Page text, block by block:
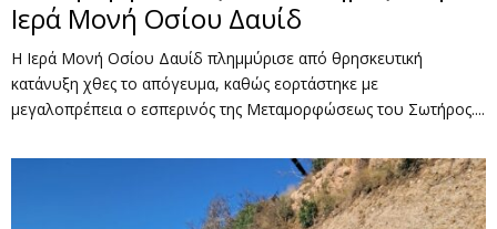
Ιερά Μονή Οσίου Δαυίδ
Η Ιερά Μονή Οσίου Δαυίδ πλημμύρισε από θρησκευτική
κατάνυξη χθες το απόγευμα, καθώς εορτάστηκε με
μεγαλοπρέπεια ο εσπερινός της Μεταμορφώσεως του Σωτήρος....